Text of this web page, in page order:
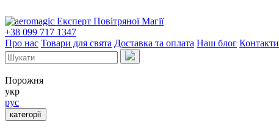
Експерт Повітряної Магії
+38 099 717 1347
Про нас Товари для свята Доставка та оплата Наш блог Контакти
Порожня
укр
рус
категорії